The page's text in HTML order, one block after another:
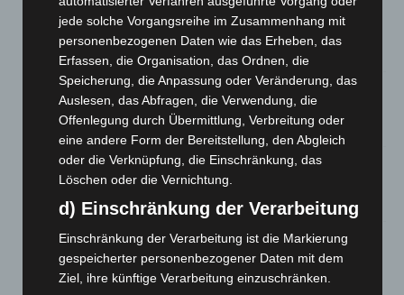
Hannover: Erste Tigermücken-Population in Niedersachsen
entdeckt
7. August 2026
Brand im „Haus der Begegnung“ in Neuwarmbüchen schnell
eingedämmt
6. August 2026
Region Hannover: 21 neue Notfallsanitäter starten beim
Roten Kreuz
5. August 2026
Mann läuft mit Hockeyschläger über A7 – Polizei sucht
Zeugen
5. August 2026
jede solche Vorgangsreihe im Zusammenhang mit
personenbezogenen Daten wie das Erheben, das
Erfassen, die Organisation, das Ordnen, die
Speicherung, die Anpassung oder Veränderung, das
Auslesen, das Abfragen, die Verwendung, die
Offenlegung durch Übermittlung, Verbreitung oder
eine andere Form der Bereitstellung, den Abgleich
oder die Verknüpfung, die Einschränkung, das
Löschen oder die Vernichtung.
d) Einschränkung der Verarbeitung
Einschränkung der Verarbeitung ist die Markierung
gespeicherter personenbezogener Daten mit dem
Ziel, ihre künftige Verarbeitung einzuschränken.